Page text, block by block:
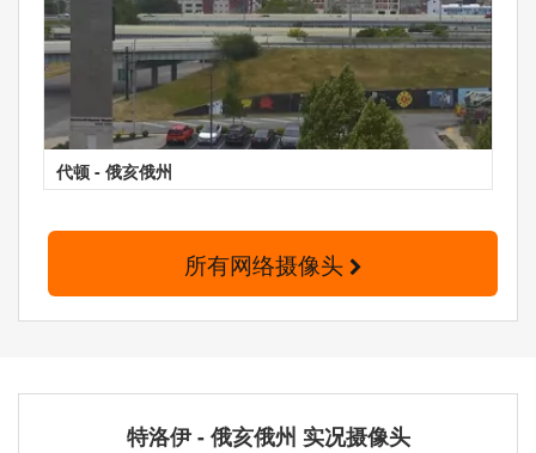
代顿 - 俄亥俄州
所有网络摄像头
特洛伊 - 俄亥俄州 实况摄像头